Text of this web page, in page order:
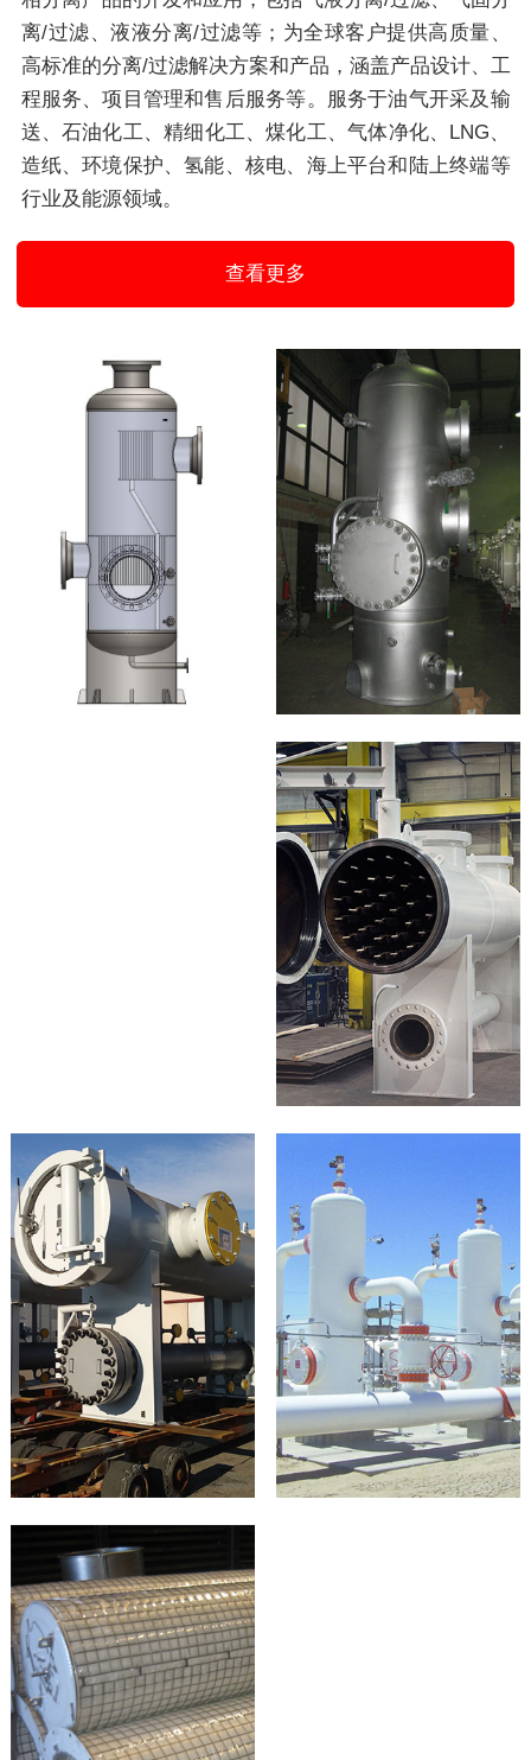
离/过滤、液液分离/过滤等；为全球客户提供高质量、
高标准的分离/过滤解决方案和产品，涵盖产品设计、工
程服务、项目管理和售后服务等。服务于油气开采及输
送、石油化工、精细化工、煤化工、气体净化、LNG、
造纸、环境保护、氢能、核电、海上平台和陆上终端等
行业及能源领域。
查看更多